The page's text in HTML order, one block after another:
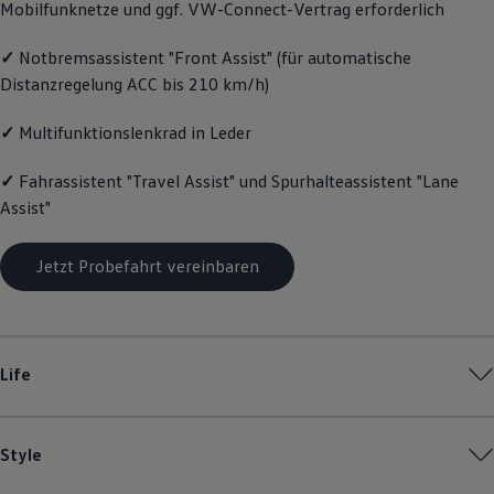
Magazin
Transport
Familie
Pannen- und Unfallhilfe
Mobilfunknetze und ggf. VW-Connect-Vertrag erforderlich
✓ Notbremsassistent "Front Assist" (für automatische
Distanzregelung ACC bis 210 km/h)
✓ Multifunktionslenkrad in Leder
✓ Fahrassistent "Travel Assist" und Spurhalteassistent "Lane
Assist"
Jetzt Probefahrt vereinbaren
Life
Style